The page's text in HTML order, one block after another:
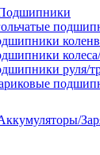
руля/